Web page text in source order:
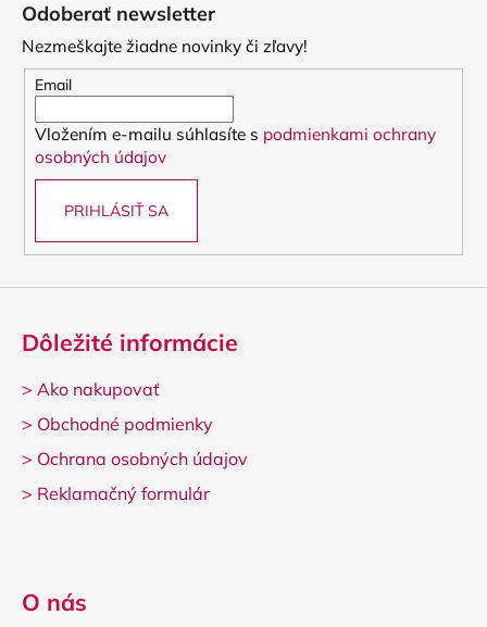
Odoberať newsletter
Nezmeškajte žiadne novinky či zľavy!
Email
Vložením e-mailu súhlasíte s podmienkami ochrany
osobných údajov
PRIHLÁSIŤ SA
Dôležité informácie
> Ako nakupovať
> Obchodné podmienky
> Ochrana osobných údajov
> Reklamačný formulár
O nás